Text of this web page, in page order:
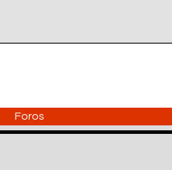
Foros